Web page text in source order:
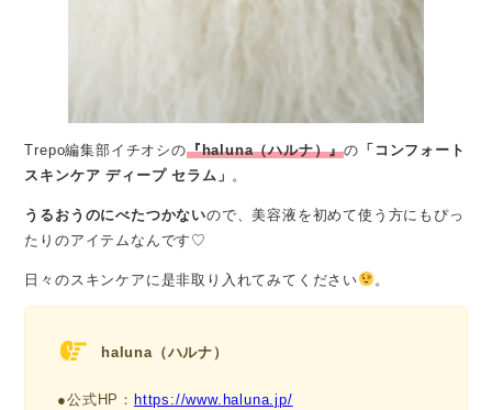
Trepo編集部イチオシの『haluna（ハルナ）』の 「コンフォート
スキンケア ディープ セラム」 。
うるおうのにべたつかないので、美容液を初めて使う方にもぴっ
たりのアイテムなんです♡
日々のスキンケアに是非取り入れてみてください 。
haluna（ハルナ）
●公式HP： https://www.haluna.jp/